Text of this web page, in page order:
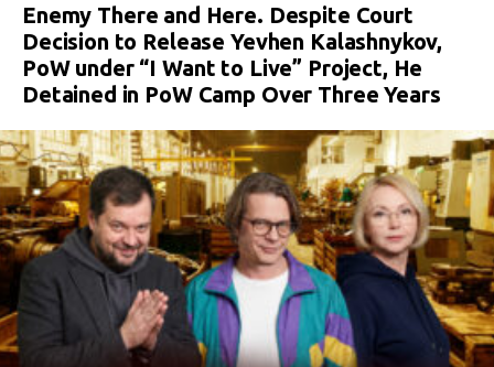
Enemy There and Here. Despite Court
Decision to Release Yevhen Kalashnykov,
PoW under “I Want to Live” Project, He
Detained in PoW Camp Over Three Years